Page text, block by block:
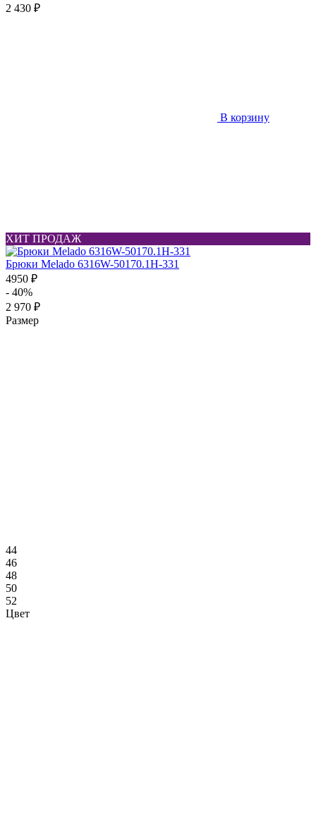
2 430 ₽
В корзину
ХИТ ПРОДАЖ
Брюки Melado 6316W-50170.1H-331
4950 ₽
- 40%
2 970 ₽
Размер
44
46
48
50
52
Цвет